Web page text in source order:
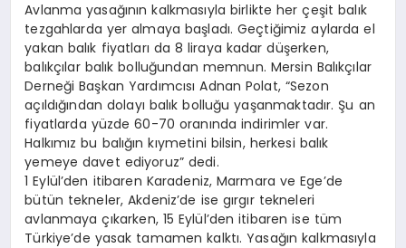
Avlanma yasağının kalkmasıyla birlikte her çeşit balık
tezgahlarda yer almaya başladı. Geçtiğimiz aylarda el
yakan balık fiyatları da 8 liraya kadar düşerken,
balıkçılar balık bolluğundan memnun. Mersin Balıkçılar
Derneği Başkan Yardımcısı Adnan Polat, “Sezon
açıldığından dolayı balık bolluğu yaşanmaktadır. Şu an
fiyatlarda yüzde 60-70 oranında indirimler var.
Halkımız bu balığın kıymetini bilsin, herkesi balık
yemeye davet ediyoruz” dedi.
1 Eylül’den itibaren Karadeniz, Marmara ve Ege’de
bütün tekneler, Akdeniz’de ise gırgır tekneleri
avlanmaya çıkarken, 15 Eylül’den itibaren ise tüm
Türkiye’de yasak tamamen kalktı. Yasağın kalkmasıyla